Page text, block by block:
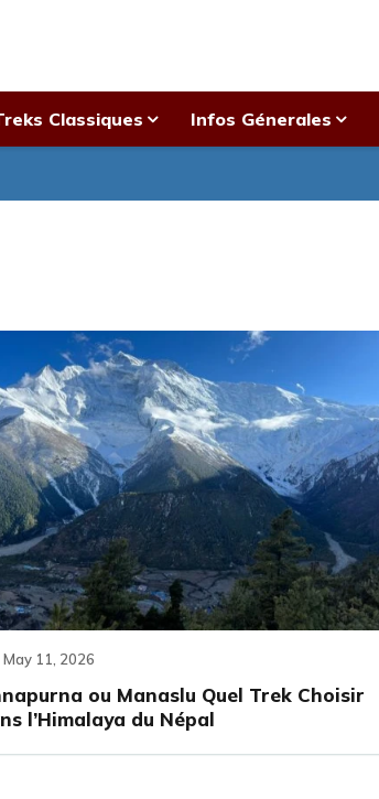
Classiques Infos Génerales
May 11, 2026
ou Manaslu Quel Trek Choisir
l’Himalaya du Népal